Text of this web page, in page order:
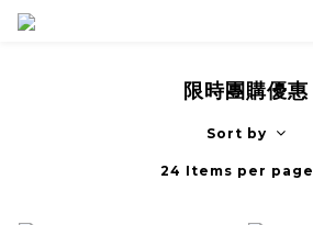
限時團購優惠
Sort by
24 Items per page